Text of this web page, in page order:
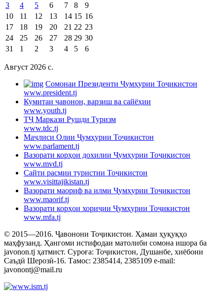
3
4 5 6 7 8
9
10
11 12 13 14 15 16
17
18 19 20 21 22 23
24
25 26 27 28 29 30
31
1 2 3 4 5 6
Август 2026 c.
Cомонаи Президенти Ҷумҳурии Тоҷикистон
www.president.tj
Кумитаи ҷавонон, варзиш ва сайёҳии
www.youth.tj
ТҶ Маркази Рушди Туризм
www.tdc.tj
Маҷлиси Олии Ҷумҳурии Тоҷикистон
www.parlament.tj
Вазорати корҳои дохилии Ҷумҳурии Тоҷикистон
www.mvd.tj
Сайти расмии туристии Тоҷикистон
www.visittajikistan.tj
Вазорати маориф ва илми Ҷумҳурии Тоҷикистон
www.maorif.tj
Вазорати корҳои хориҷии Ҷумҳурии Тоҷикистон
www.mfa.tj
© 2015—2016. Ҷавонони Тоҷикистон. Ҳамаи ҳуқуқҳо
маҳфузанд. Ҳангоми истифодаи матолиби сомона ишора ба
javonon.tj ҳатмист. Суроға: Тоҷикистон, Душанбе, хиёбони
Саъдӣ Шерозӣ-16. Тамос: 2385414, 2385109 e-mail:
javonontj@mail.ru